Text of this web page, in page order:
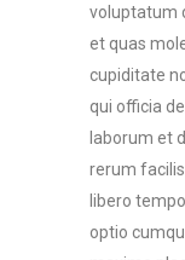
voluptatum
et quas
cupiditate
qui officia
laborum et
rerum
libero
optio